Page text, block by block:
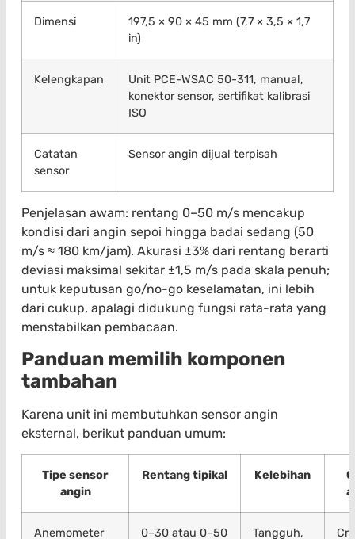
Dimensi
197,5 × 90 × 45 mm (7,7 × 3,5 × 1,7
in)
Kelengkapan
Unit PCE-WSAC 50-311, manual,
konektor sensor, sertifikat kalibrasi
ISO
Catatan
sensor
Sensor angin dijual terpisah
Penjelasan awam: rentang 0–50 m/s mencakup
kondisi dari angin sepoi hingga badai sedang (50
m/s ≈ 180 km/jam). Akurasi ±3% dari rentang berarti
deviasi maksimal sekitar ±1,5 m/s pada skala penuh;
untuk keputusan go/no-go keselamatan, ini lebih
dari cukup, apalagi didukung fungsi rata-rata yang
menstabilkan pembacaan.
Panduan memilih komponen
tambahan
Karena unit ini membutuhkan sensor angin
eksternal, berikut panduan umum:
Tipe sensor
angin
Rentang tipikal Kelebihan
Anemometer 0–30 atau 0–50 Tangguh,